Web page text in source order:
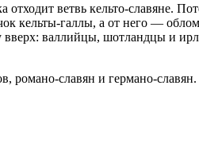
ветвь кельто-славяне.
кельты-галлы, а от него —
вверх: валлийцы, шотландцы и
романо-славян и германо-